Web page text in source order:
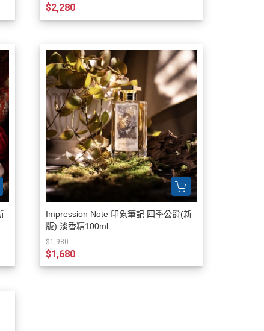
$2,280
Impression Note 印象筆記 四季公爵(新
版) 淡香精100ml
$1,980
$1,680